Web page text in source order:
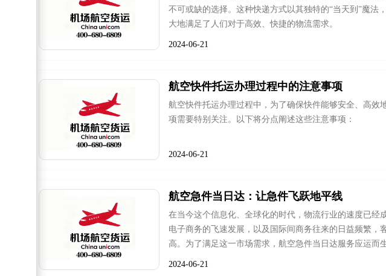
不可或缺的选择。这种快递方式以其独特的“当天到”魔法
大地满足了人们对于高效、快捷的物流需求。
2024-06-21
航空快件托运办理过程中的注意事项
航空快件托运办理过程中，为了确保快件能够安全、高效
项需要特别关注。以下将分点阐述这些注意事项：
2024-06-21
航空急件当日达：让急件飞跃地平线
在当今这个信息化、全球化的时代，物流行业的速度已经
电子商务的飞速发展，以及国际间商务往来的日益频繁，
高。为了满足这一市场需求，航空急件当日达服务应运而
2024-06-21